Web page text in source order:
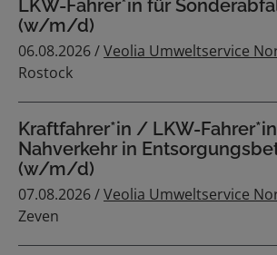
LKW-Fahrer*in für
(w/m/d)
06.08.2026 /Veolia Umweltservice
Rostock
Kraftfahrer*in / LKW-
Nahverkehr in
(w/m/d)
07.08.2026 /Veolia Umweltservice
Zeven